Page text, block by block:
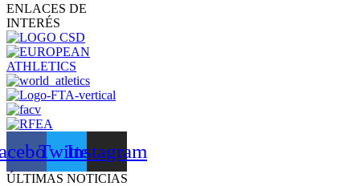
ENLACES DE
INTERÉS
TwitterInstagram
ÚLTIMAS NOTICIAS